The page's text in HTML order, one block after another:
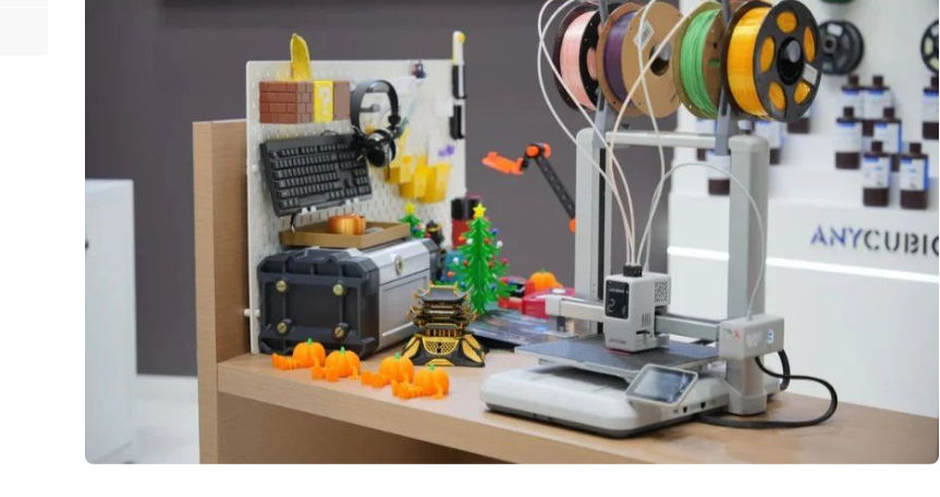
Negocios
Rankings 3D
Softwares 3D
Vídeos